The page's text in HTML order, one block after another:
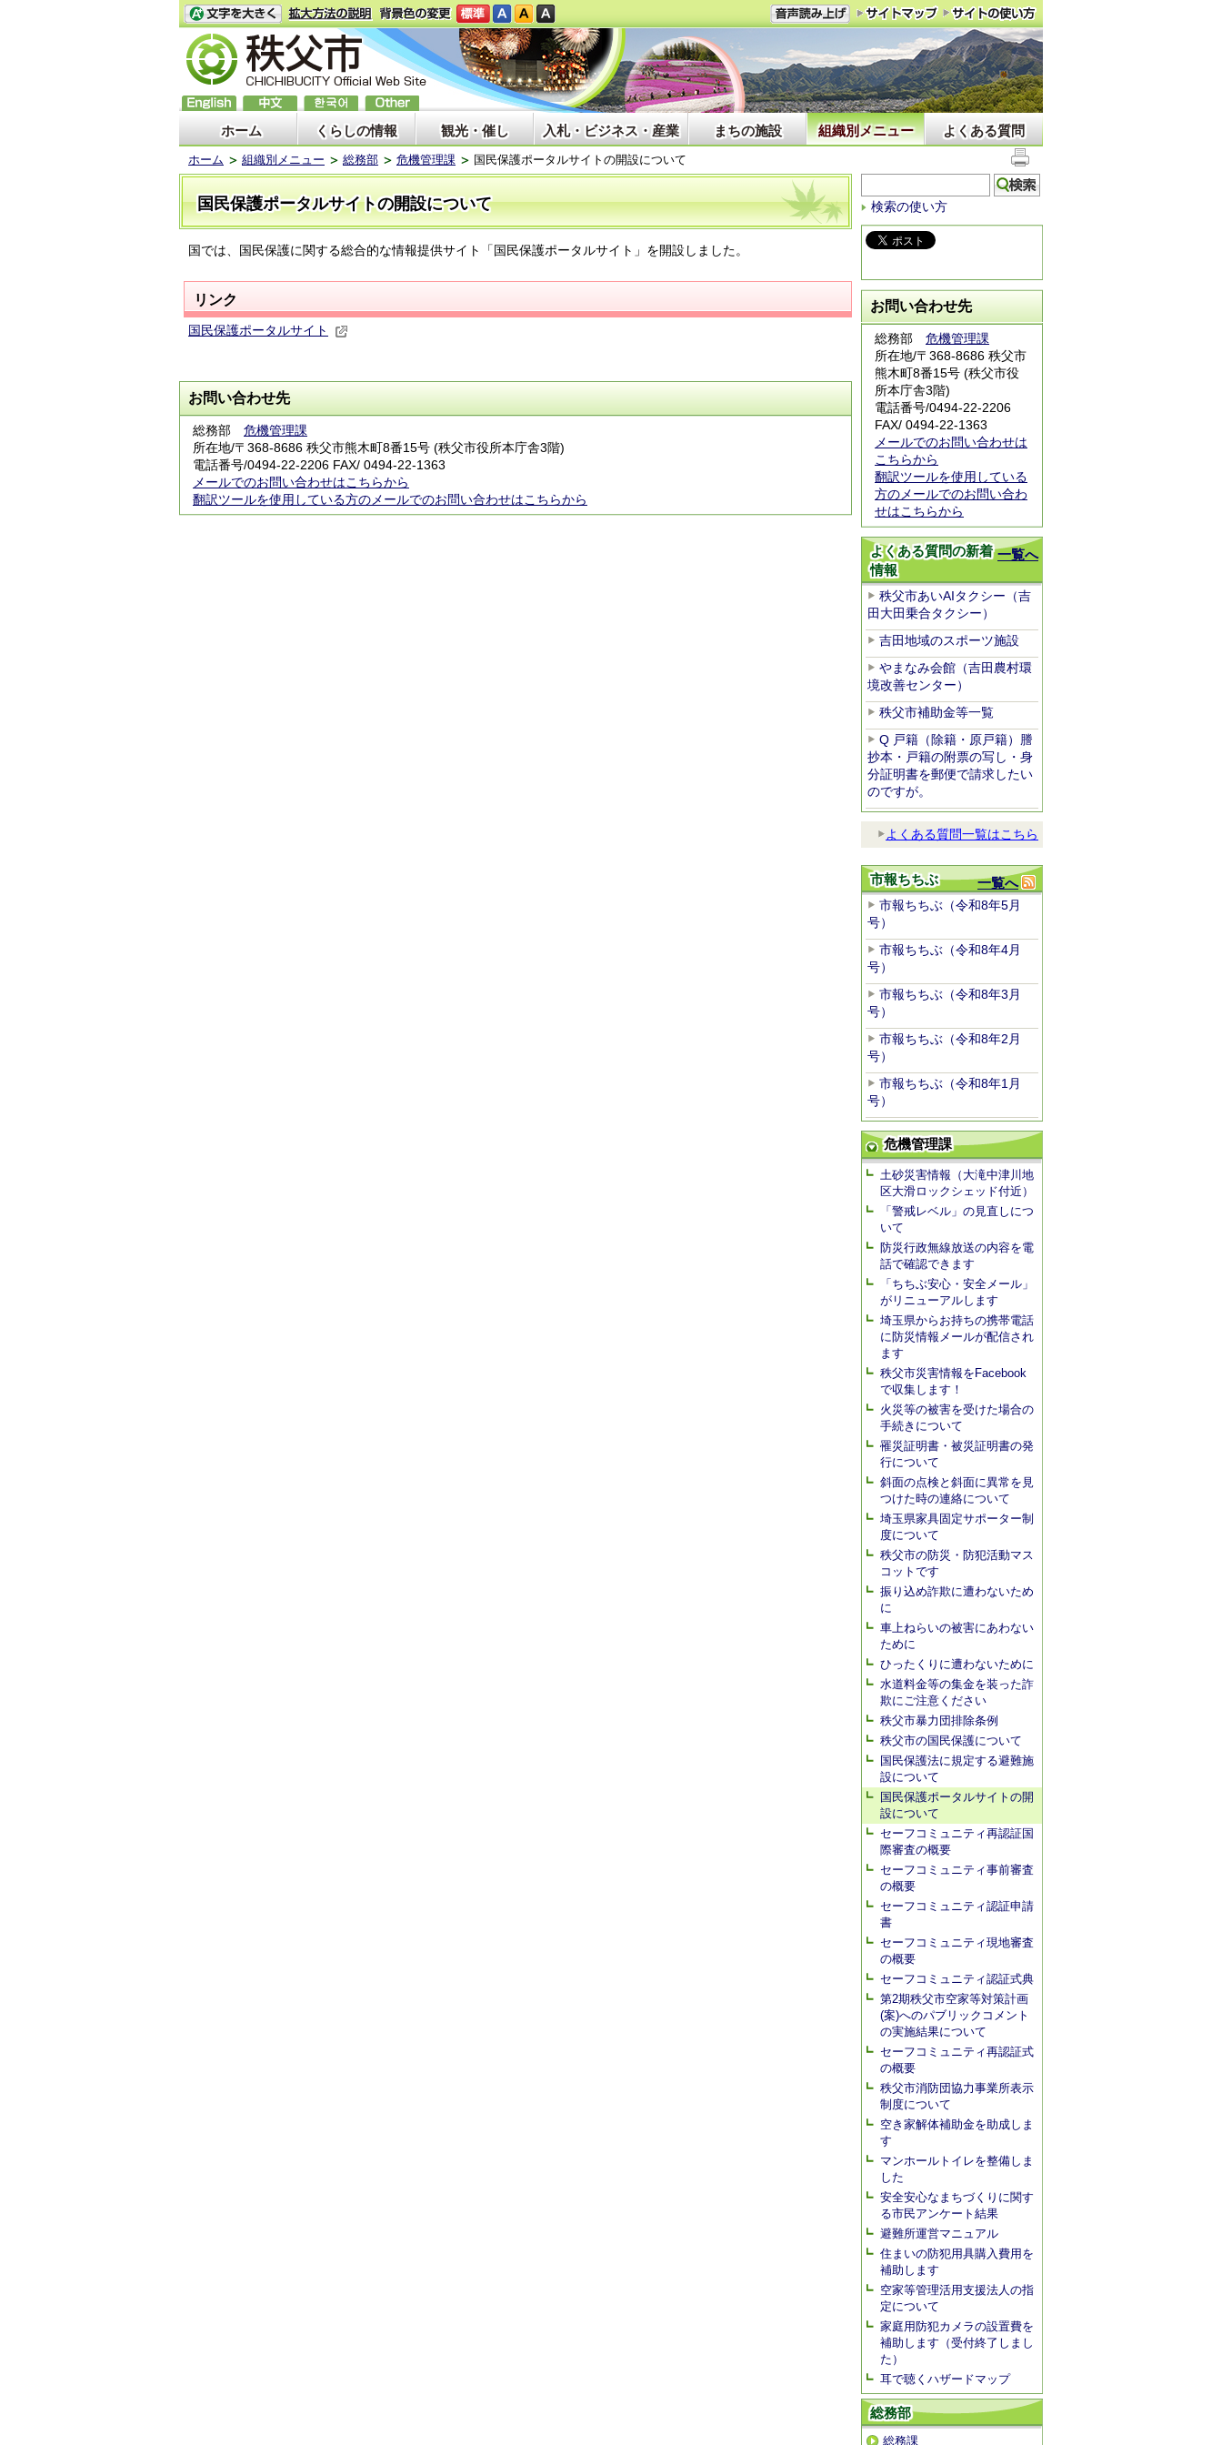
ホーム くらしの情報 観光・催し 入札・ビジネス・産業 まちの施設 組織別メニュー よくある質問
ホーム 組織別メニュー 総務部 危機管理課 国民保護ポータルサイトの開設について
国民保護ポータルサイトの開設について
国では、国民保護に関する総合的な情報提供サイト「国民保護ポータルサイト」を開設しました。
リンク
国民保護ポータルサイト
お問い合わせ先
総務部 危機管理課
所在地/〒368-8686 秩父市熊木町8番15号 (秩父市役所本庁舎3階)
電話番号/0494-22-2206 FAX/ 0494-22-1363
メールでのお問い合わせはこちらから
翻訳ツールを使用している方のメールでのお問い合わせはこちらから
検索の使い方
お問い合わせ先
総務部 危機管理課
所在地/〒368-8686 秩父市
熊木町8番15号 (秩父市役
所本庁舎3階)
電話番号/0494-22-2206
FAX/ 0494-22-1363
メールでのお問い合わせは
こちらから
翻訳ツールを使用している
方のメールでのお問い合わ
せはこちらから
一覧へ
よくある質問の新着
情報
秩父市あいAIタクシー（吉
田大田乗合タクシー）
吉田地域のスポーツ施設
やまなみ会館（吉田農村環
境改善センター）
秩父市補助金等一覧
Q 戸籍（除籍・原戸籍）謄
抄本・戸籍の附票の写し・身
分証明書を郵便で請求したい
のですが。
よくある質問一覧はこちら
一覧へ
市報ちちぶ
市報ちちぶ（令和8年5月
号）
市報ちちぶ（令和8年4月
号）
市報ちちぶ（令和8年3月
号）
市報ちちぶ（令和8年2月
号）
市報ちちぶ（令和8年1月
号）
危機管理課
土砂災害情報（大滝中津川地
区大滑ロックシェッド付近）
「警戒レベル」の見直しにつ
いて
防災行政無線放送の内容を電
話で確認できます
「ちちぶ安心・安全メール」
がリニューアルします
埼玉県からお持ちの携帯電話
に防災情報メールが配信され
ます
秩父市災害情報をFacebook
で収集します！
火災等の被害を受けた場合の
手続きについて
罹災証明書・被災証明書の発
行について
斜面の点検と斜面に異常を見
つけた時の連絡について
埼玉県家具固定サポーター制
度について
秩父市の防災・防犯活動マス
コットです
振り込め詐欺に遭わないため
に
車上ねらいの被害にあわない
ために
ひったくりに遭わないために
水道料金等の集金を装った詐
欺にご注意ください
秩父市暴力団排除条例
秩父市の国民保護について
国民保護法に規定する避難施
設について
国民保護ポータルサイトの開
設について
セーフコミュニティ再認証国
際審査の概要
セーフコミュニティ事前審査
の概要
セーフコミュニティ認証申請
書
セーフコミュニティ現地審査
の概要
セーフコミュニティ認証式典
第2期秩父市空家等対策計画
(案)へのパブリックコメント
の実施結果について
セーフコミュニティ再認証式
の概要
秩父市消防団協力事業所表示
制度について
空き家解体補助金を助成しま
す
マンホールトイレを整備しま
した
安全安心なまちづくりに関す
る市民アンケート結果
避難所運営マニュアル
住まいの防犯用具購入費用を
補助します
空家等管理活用支援法人の指
定について
家庭用防犯カメラの設置費を
補助します（受付終了しまし
た）
耳で聴くハザードマップ
総務部
総務課